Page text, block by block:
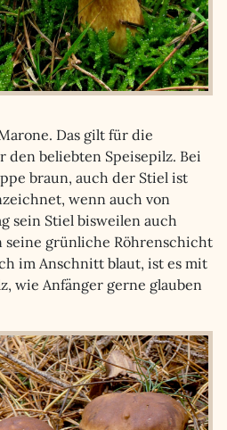
Das gilt für die
den beliebten Speisepilz. Bei
braun, auch der Stiel ist
wenn auch von
sein Stiel bisweilen auch
seine grünliche Röhrenschicht
im Anschnitt blaut, ist es mit
wie Anfänger gerne glauben